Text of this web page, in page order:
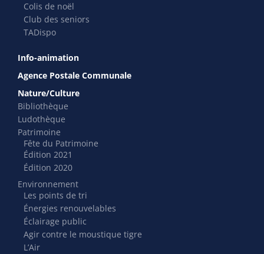
Colis de noël
Club des seniors
TADispo
Info-animation
Agence Postale Communale
Nature/Culture
Bibliothèque
Ludothèque
Patrimoine
Fête du Patrimoine
Édition 2021
Édition 2020
Environnement
Les points de tri
Énergies renouvelables
Éclairage public
Agir contre le moustique tigre
L’Air